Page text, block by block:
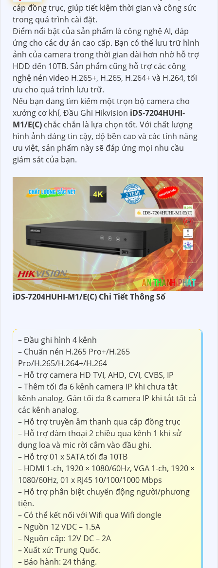
cáp đồng trục, giúp tiết kiệm thời gian và công sức
trong quá trình cài đặt.
Điểm nổi bật của sản phẩm là công nghệ AI, đáp
ứng cho các dự án cao cấp. Bạn có thể lưu trữ hình
ảnh của camera trong thời gian dài hơn nhờ hỗ trợ
HDD đến 10TB. Sản phẩm cũng hỗ trợ các công
nghệ nén video H.265+, H.265, H.264+ và H.264, tối
ưu cho quá trình lưu trữ.
Nếu bạn đang tìm kiếm một trọn bộ camera cho
xưởng cơ khí, Đầu Ghi Hikvision iDS-7204HUHI-
M1/E(C) chắc chắn là lựa chọn tốt. Với chất lượng
hình ảnh đáng tin cậy, độ bền cao và các tính năng
ưu việt, sản phẩm này sẽ đáp ứng mọi nhu cầu
giám sát của bạn.
iDS-7204HUHI-M1/E(C) Chi Tiết Thông Số
– Đầu ghi hình 4 kênh
– Chuẩn nén H.265 Pro+/H.265
Pro/H.265/H.264+/H.264
– Hỗ trợ camera HD TVI, AHD, CVI, CVBS, IP
– Thêm tối đa 6 kênh camera IP khi chưa tắt
kênh analog. Gán tối đa 8 camera IP khi tắt tất cả
các kênh analog.
– Hỗ trợ truyền âm thanh qua cáp đồng trục
– Hỗ trợ đàm thoại 2 chiều qua kênh 1 khi sử
dụng loa và mic rời cắm vào đầu ghi.
– Hỗ trợ 01 x SATA tối đa 10TB
– HDMI 1-ch, 1920 × 1080/60Hz, VGA 1-ch, 1920 ×
1080/60Hz, 01 x RJ45 10/100/1000 Mbps
– Hỗ trợ phân biệt chuyển động người/phương
tiện.
– Có thể kết nối với Wifi qua Wifi dongle
– Nguồn 12 VDC – 1.5A
– Nguồn cấp: 12V DC – 2A
– Xuất xứ: Trung Quốc.
– Bảo hành: 24 tháng.​